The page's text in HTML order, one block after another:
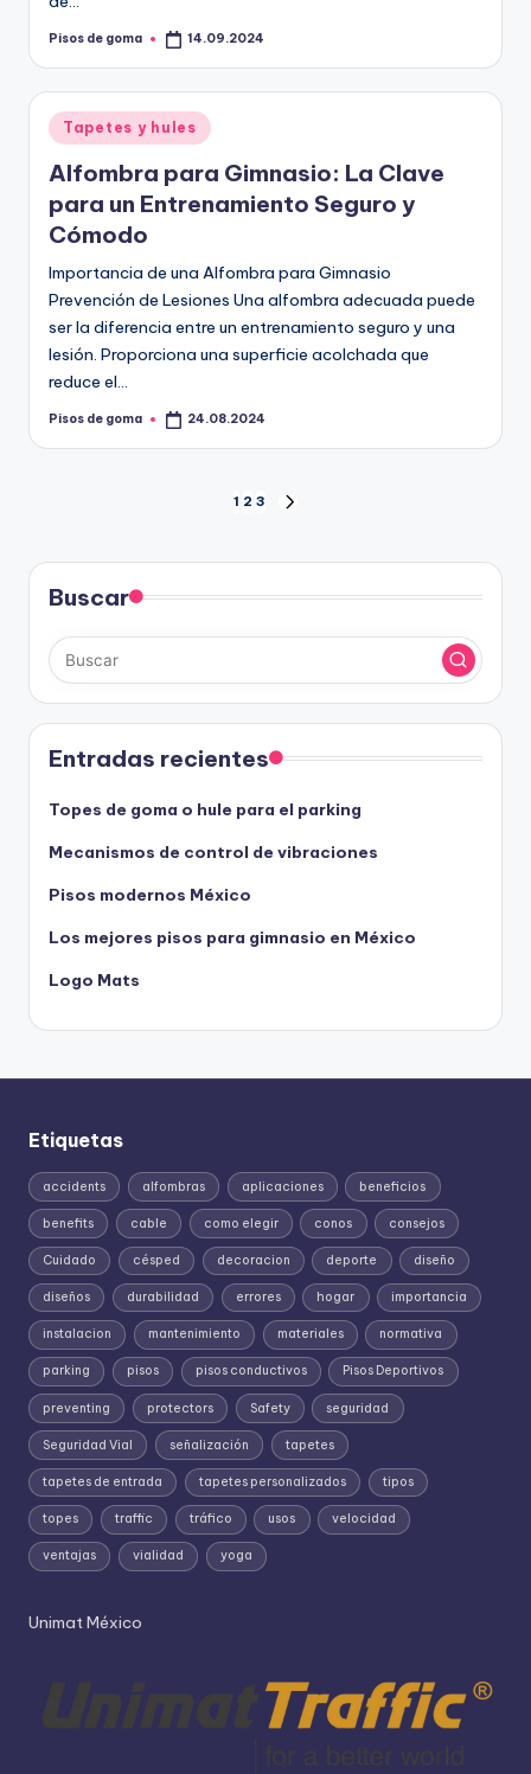
Publicado
Pisos de goma 14.09.2024
Publicado
en
Tapetes y hules
Alfombra para Gimnasio: La Clave
para un Entrenamiento Seguro y
Cómodo
Importancia de una Alfombra para Gimnasio
Prevención de Lesiones Una alfombra adecuada puede
ser la diferencia entre un entrenamiento seguro y una
lesión. Proporciona una superficie acolchada que
reduce el…
Publicado
Pisos de goma 24.08.2024
de
entradas
1 2 3
Buscar
Entradas recientes
Topes de goma o hule para el parking
Mecanismos de control de vibraciones
Pisos modernos México
Los mejores pisos para gimnasio en México
Logo Mats
Etiquetas
accidents alfombras aplicaciones beneficios
benefits cable como elegir conos consejos
Cuidado césped decoracion deporte diseño
diseños durabilidad errores hogar importancia
instalacion mantenimiento materiales normativa
parking pisos pisos conductivos Pisos Deportivos
preventing protectors Safety seguridad
Seguridad Vial señalización tapetes
tapetes de entrada tapetes personalizados tipos
topes traffic tráfico usos velocidad
ventajas vialidad yoga
Unimat México